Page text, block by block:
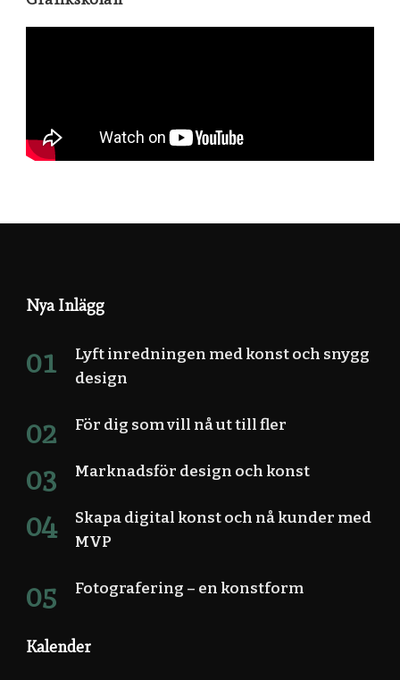
Nya Inlägg
Lyft inredningen med konst och snygg
design
För dig som vill nå ut till fler
Marknadsför design och konst
Skapa digital konst och nå kunder med
MVP
Fotografering – en konstform
Kalender